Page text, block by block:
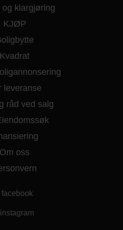
og klargjøring
KJØP
Kvadrat
leveranse
råd ved salg
Om oss
facebook
instagram